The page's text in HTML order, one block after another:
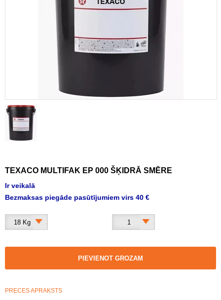
TEXACO MULTIFAK EP 000 ŠĶIDRĀ SMĒRE
Ir veikalā
Bezmaksas piegāde pasūtījumiem virs 40 €
PIEVIENOT GROZAM
18 Kg 1
PRECES APRAKSTS